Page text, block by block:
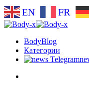
EN FR
BodyBlog
Категории